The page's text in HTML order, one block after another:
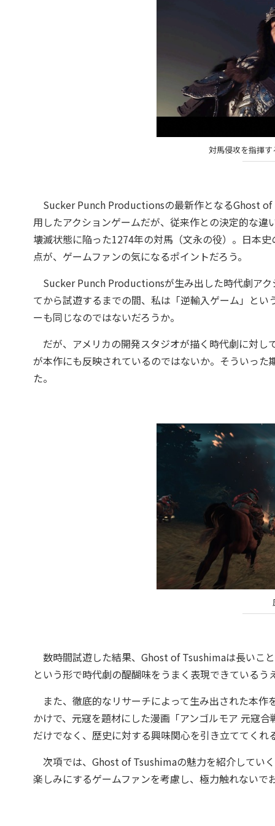
対馬侵攻を指揮
Sucker Punch Productionsの最新作となるGhost of
用したアクションゲームだが、従来作との決定的な
壊滅状態に陥った1274年の対馬（文永の役）。日本
点が、ゲームファンの気になるポイントだろう。
Sucker Punch Productionsが生み出した時代劇ア
てから試遊するまでの間、私は「逆輸入ゲーム」と
ーも同じなのではないだろうか。
だが、アメリカの開発スタジオが描く時代劇に対し
が本作にも反映されているのではないか。そういっ
た。
数時間試遊した結果、Ghost of Tsushimaは長いこ
という形で時代劇の醍醐味をうまく表現できている
また、徹底的なリサーチによって生み出された本作
かけで、元寇を題材にした漫画「アンゴルモア 元寇
だけでなく、歴史に対する興味関心を引き立ててくれ
次項では、Ghost of Tsushimaの魅力を紹介してい
楽しみにするゲームファンを考慮し、極力触れない